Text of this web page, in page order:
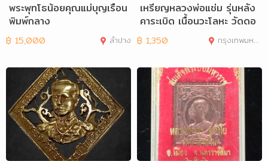
พระพุทโธน้อยคุณแม่บุญเรือน
พิมพ์กลาง
฿ 15,000 ลำปาง
เหรียญหลวงพ่อแช่ม รุ่นหลัง
คาระเบิด เนื้อนวะโลหะ วัดดอ
นยายหอม
฿ 1,350 กรุงเทพมหานคร